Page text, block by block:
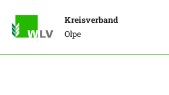
Kreisverband
Olpe